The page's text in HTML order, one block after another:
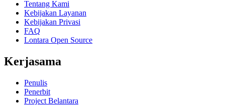
Tentang Kami
Kebijakan Layanan
Kebijakan Privasi
FAQ
Lontara Open Source
Kerjasama
Penulis
Penerbit
Project Belantara